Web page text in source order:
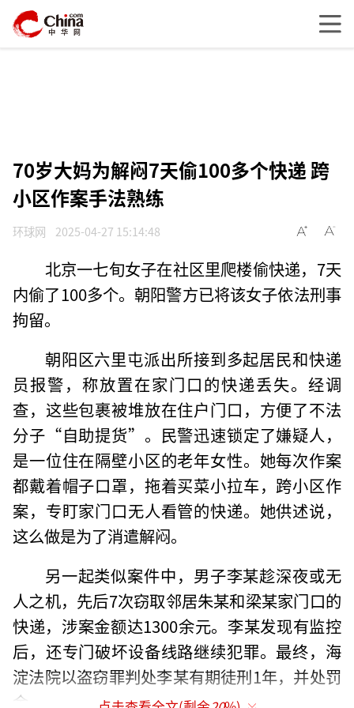
70岁大妈为解闷7天偷100多个快递 跨
小区作案手法熟练
环球网 2025-04-27 15:14:48
北京一七旬女子在社区里爬楼偷快递，7天
内偷了100多个。朝阳警方已将该女子依法刑事
拘留。
朝阳区六里屯派出所接到多起居民和快递
员报警，称放置在家门口的快递丢失。经调
查，这些包裹被堆放在住户门口，方便了不法
分子“自助提货”。民警迅速锁定了嫌疑人，
是一位住在隔壁小区的老年女性。她每次作案
都戴着帽子口罩，拖着买菜小拉车，跨小区作
案，专盯家门口无人看管的快递。她供述说，
这么做是为了消遣解闷。
另一起类似案件中，男子李某趁深夜或无
人之机，先后7次窃取邻居朱某和梁某家门口的
快递，涉案金额达1300余元。李某发现有监控
后，还专门破坏设备线路继续犯罪。最终，海
淀法院以盗窃罪判处李某有期徒刑1年，并处罚
金。